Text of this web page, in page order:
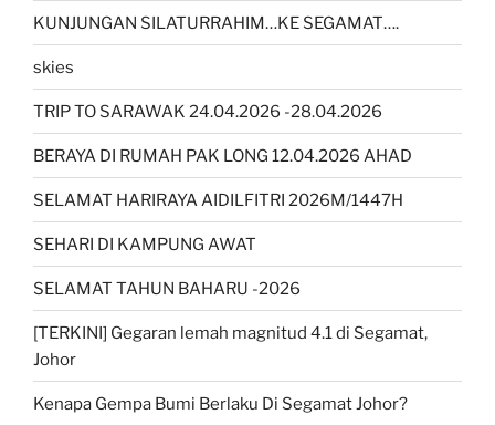
KUNJUNGAN SILATURRAHIM…KE SEGAMAT….
skies
TRIP TO SARAWAK 24.04.2026 -28.04.2026
BERAYA DI RUMAH PAK LONG 12.04.2026 AHAD
SELAMAT HARIRAYA AIDILFITRI 2026M/1447H
SEHARI DI KAMPUNG AWAT
SELAMAT TAHUN BAHARU -2026
[TERKINI] Gegaran lemah magnitud 4.1 di Segamat,
Johor
Kenapa Gempa Bumi Berlaku Di Segamat Johor?